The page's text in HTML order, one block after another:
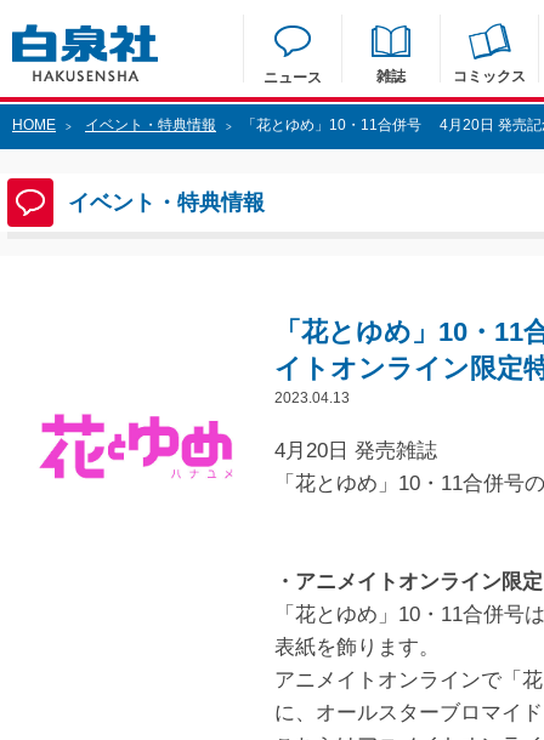
ニュース 雑誌 コミックス
HOME > イベント・特典情報 > 「花とゆめ」10・11合併号 4月20日 発売
イベント・特典情報
「花とゆめ」10・
イトオンライン限定
2023.04.13
4月20日 発売雑誌
「花とゆめ」10・11合併号
・アニメイトオンライン限
「花とゆめ」10・11合併号
表紙を飾ります。
アニメイトオンラインで「
に、オールスターブロマイ